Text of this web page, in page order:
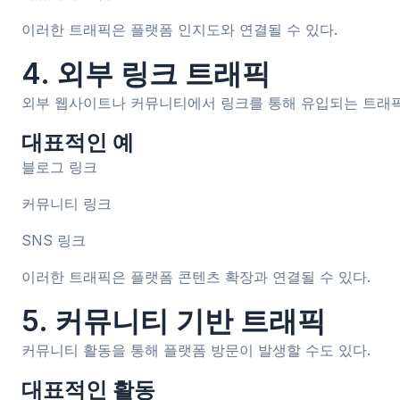
이러한 트래픽은 플랫폼 인지도와 연결될 수 있다.
4. 외부 링크 트래픽
외부 웹사이트나 커뮤니티에서 링크를 통해 유입되는 트래
대표적인 예
블로그 링크
커뮤니티 링크
SNS 링크
이러한 트래픽은 플랫폼 콘텐츠 확장과 연결될 수 있다.
5. 커뮤니티 기반 트래픽
커뮤니티 활동을 통해 플랫폼 방문이 발생할 수도 있다.
대표적인 활동